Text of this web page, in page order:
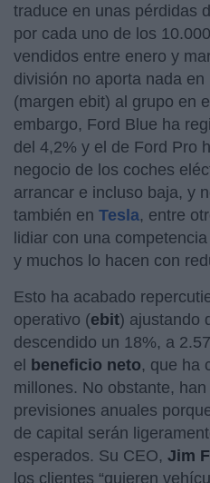
traduce en unas pérdidas
por cada uno de los
vendidos entre enero y
división no aporta nada
(margen ebit) al grupo en
embargo, Ford Blue ha
del 4,2% y el de Ford Pro
negocio de los coches
arrancar e incluso baja, y
también en Tesla, entre
lidiar con una
y muchos lo hacen con
Esto ha acabado
operativo (ebit) ajustando
descendido un 18%, a
el beneficio neto, que ha
millones. No obstante,
previsiones anuales
de capital serán
esperados. Su CEO, Jim
los clientes “quieren